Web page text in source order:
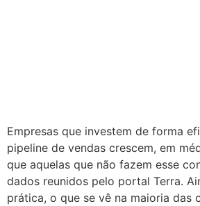
Empresas que investem de forma
pipeline de vendas crescem, em
que aquelas que não fazem esse
dados reunidos pelo portal Terra.
prática, o que se vê na maioria das